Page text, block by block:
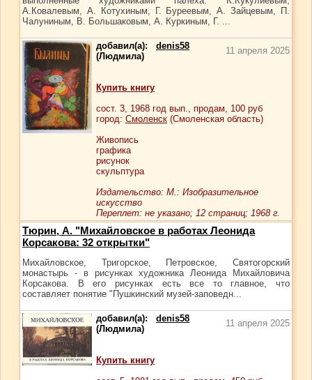
А.Ковалевым, А. Котухиным, Г. Буреевым, А. Зайцевым, П.
Чалуниным, В. Большаковым, А. Куркиным, Г. ...
добавил(а): denis58
(Людмила)
11 апреля 2025
Купить книгу
сост. 3, 1968 год вып., продам, 100 руб
город: Смоленск (Смоленская область)
Живопись
графика
рисунок
скульптура
Издательство: М.: Изобразительное
искусство
Переплет: не указано; 12 страниц; 1968 г.
Тюрин, А. "Михайловское в работах Леонида
Корсакова: 32 открытки"
Михайловское, Тригорское, Петровское, Святогорский
монастырь - в рисунках художника Леонида Михайловича
Корсакова. В его рисунках есть все то главное, что
составляет понятие "Пушкинский музей-заповедн...
добавил(а): denis58
(Людмила)
11 апреля 2025
Купить книгу